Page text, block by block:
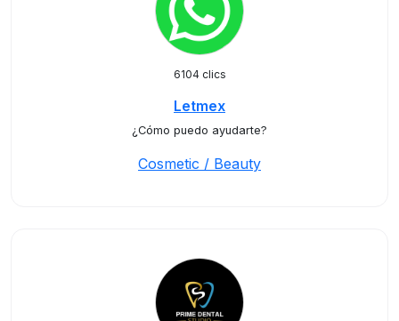
6104 clics
Letmex
¿Cómo puedo ayudarte?
Cosmetic / Beauty